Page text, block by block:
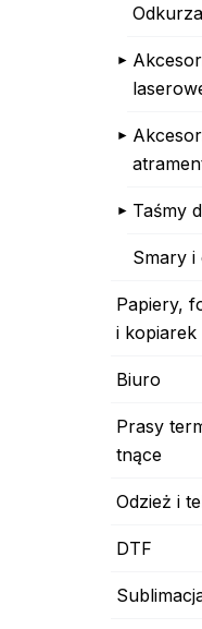
Taśmy
Smary i
Papiery,
i kopiarek
Biuro
Prasy
tnące
Odzież i
DTF